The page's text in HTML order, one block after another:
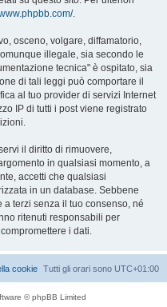
.
osceno, volgare, diffamatorio,
illegale, sia secondo le
tecnica" è ospitato, sia
di tali leggi può comportare il
al tuo provider di servizi Internet
IP di tutti i post viene registrato
il diritto di rimuovere,
in qualsiasi momento, a
accetti che qualsiasi
in un database. Sebbene
terzi senza il tuo consenso, né
ritenuti responsabili per
i dati.
Tutti gli orari sono UTC+01:00
cookie
© phpBB Limited